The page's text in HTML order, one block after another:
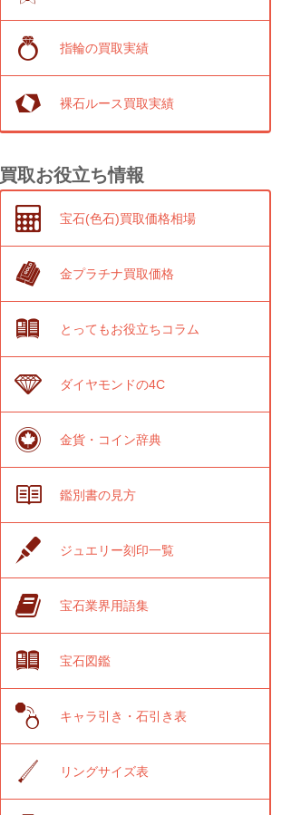
指輪の買取実績
裸石ルース買取実績
買取お役立ち情報
宝石(色石)買取価格相場
金プラチナ買取価格
とってもお役立ちコラム
ダイヤモンドの4C
金貨・コイン辞典
鑑別書の見方
ジュエリー刻印一覧
宝石業界用語集
宝石図鑑
キャラ引き・石引き表
リングサイズ表